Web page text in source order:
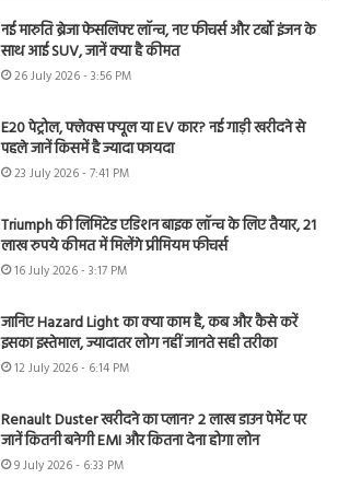
नई मारुति ब्रेजा फेसलिफ्ट लॉन्च, नए फीचर्स और टर्बो इंजन के
साथ आई SUV, जानें क्या है कीमत
26 July 2026 - 3:56 PM
E20 पेट्रोल, फ्लेक्स फ्यूल या EV कार? नई गाड़ी खरीदने से
पहले जानें किसमें है ज्यादा फायदा
23 July 2026 - 7:41 PM
Triumph की लिमिटेड एडिशन बाइक लॉन्च के लिए तैयार, 21
लाख रुपये कीमत में मिलेंगे प्रीमियम फीचर्स
16 July 2026 - 3:17 PM
जानिए Hazard Light का क्या काम है, कब और कैसे करें
इसका इस्तेमाल, ज्यादातर लोग नहीं जानते सही तरीका
12 July 2026 - 6:14 PM
Renault Duster खरीदने का प्लान? 2 लाख डाउन पेमेंट पर
जानें कितनी बनेगी EMI और कितना देना होगा लोन
9 July 2026 - 6:33 PM